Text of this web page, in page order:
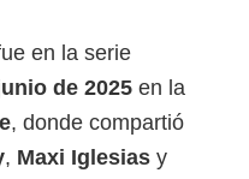
en la serie
de 2025 en la
, donde compartió
, Maxi Iglesias y